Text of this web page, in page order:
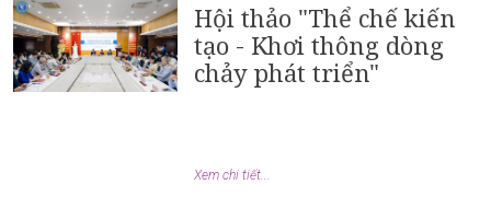
Hội thảo "Thể chế kiến
tạo - Khơi thông dòng
chảy phát triển"
Xem chi tiết...